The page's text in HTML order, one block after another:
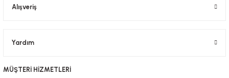
Alışveriş
Yardım
MÜŞTERİ HİZMETLERİ